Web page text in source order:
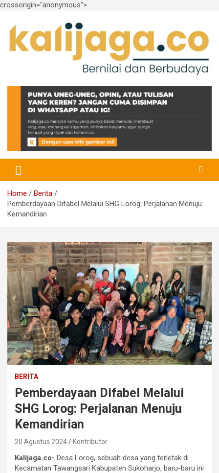
crossorigin="anonymous">
content
kalijaga.co
Home
Berita
Pemberdayaan Difabel Melalui SHG Lorog: Perjalanan Menuju
Kemandirian
BERITA
Pemberdayaan Difabel Melalui
SHG Lorog: Perjalanan Menuju
Kemandirian
20 Agustus 2024 Kontributor
Kalijaga.co- Desa Lorog, sebuah desa yang terletak di
Kecamatan Tawangsari Kabupaten Sukoharjo, baru-baru ini